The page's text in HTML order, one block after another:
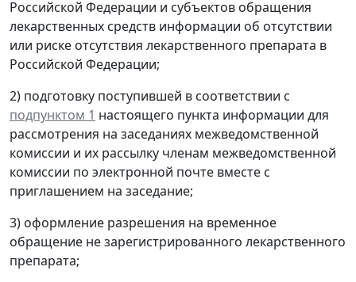
Российской Федерации и субъектов обращения
лекарственных средств информации об отсутствии
или риске отсутствия лекарственного препарата в
Российской Федерации;
2) подготовку поступившей в соответствии с
подпунктом 1 настоящего пункта информации для
рассмотрения на заседаниях межведомственной
комиссии и их рассылку членам межведомственной
комиссии по электронной почте вместе с
приглашением на заседание;
3) оформление разрешения на временное
обращение не зарегистрированного лекарственного
препарата;